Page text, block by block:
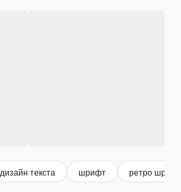
дизайн текста шрифт ретро шрифт